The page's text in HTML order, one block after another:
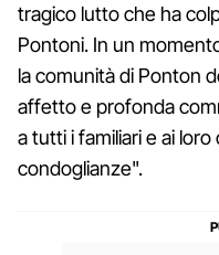
tragico lutto che ha
Pontoni. In un
la comunità di Ponton
affetto e profonda
a tutti i familiari e ai
condoglianze".